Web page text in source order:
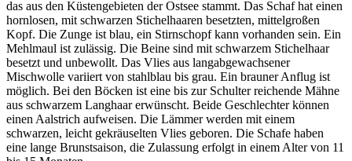
das aus den Küstengebieten der Ostsee stammt. Das Schaf hat einen
hornlosen, mit schwarzen Stichelhaaren besetzten, mittelgroßen
Kopf. Die Zunge ist blau, ein Stirnschopf kann vorhanden sein. Ein
Mehlmaul ist zulässig. Die Beine sind mit schwarzem Stichelhaar
besetzt und unbewollt. Das Vlies aus langabgewachsener
Mischwolle variiert von stahlblau bis grau. Ein brauner Anflug ist
möglich. Bei den Böcken ist eine bis zur Schulter reichende Mähne
aus schwarzem Langhaar erwünscht. Beide Geschlechter können
einen Aalstrich aufweisen. Die Lämmer werden mit einem
schwarzen, leicht gekräuselten Vlies geboren. Die Schafe haben
eine lange Brunstsaison, die Zulassung erfolgt in einem Alter von 11